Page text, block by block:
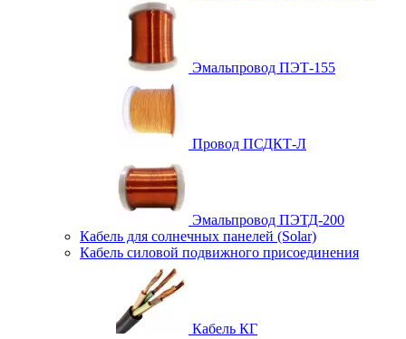
Эмальпровод ПЭТ-155
Провод ПСДКТ-Л
Эмальпровод ПЭТД-200
Кабель для солнечных панелей (Solar)
Кабель силовой подвижного присоединения
Кабель КГ